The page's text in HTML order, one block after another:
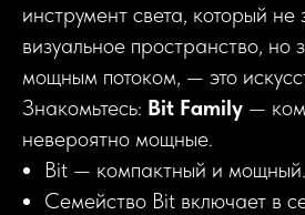
инструмент света, который не
визуальное пространство, но
мощным потоком, — это
Знакомьтесь: Bit Family —
невероятно мощные.
Bit — компактный и мощный.
Семейство Bit включает в